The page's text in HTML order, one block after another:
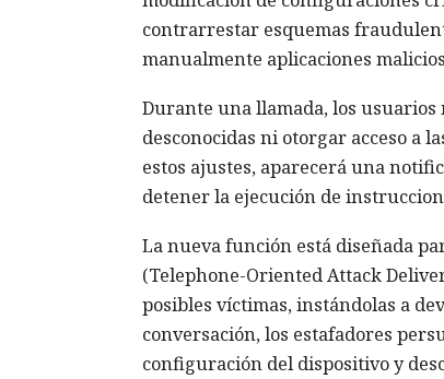
contrarrestar esquemas
manualmente aplicaciones
Durante una llamada, los
desconocidas ni otorgar acceso a
estos ajustes, aparecerá una
detener la ejecución de
La nueva función está diseñada
(Telephone-Oriented Attack
posibles víctimas, instándolas a
conversación, los estafadores
configuración del dispositivo y